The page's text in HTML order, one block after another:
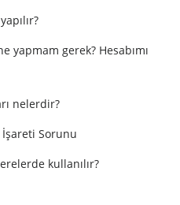
yapmam gerek? Hesabımı
nelerdir?
İşareti Sorunu
kullanılır?